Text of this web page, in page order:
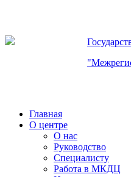
Главная
О центре
О нас
Руководство
Специалисту
Работа в МКДЦ